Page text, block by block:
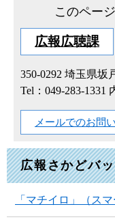
このペー
広報広聴課
350-0292 埼玉県坂
Tel：049-283-1331
メールでのお問
広報さかどバ
「マチイロ」（ス